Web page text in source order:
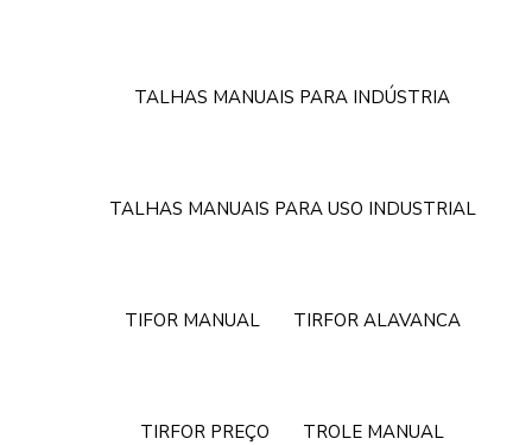
TALHAS MANUAIS PARA INDÚSTRIA
TALHAS MANUAIS PARA USO INDUSTRIAL
TIFOR MANUAL TIRFOR ALAVANCA
TIRFOR PREÇO TROLE MANUAL